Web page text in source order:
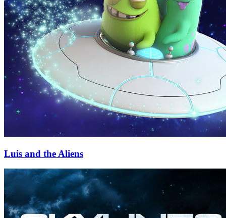
Luis and the Aliens